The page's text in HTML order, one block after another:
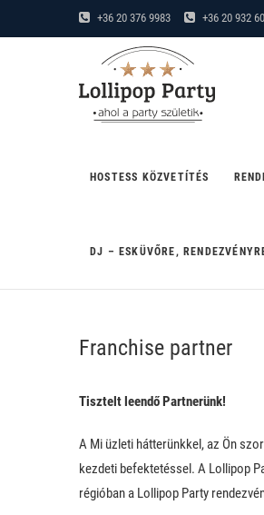
to
+36 20 376 9983 +36 20 932
HOSTESS KÖZVETÍTÉS
DJ – ESKÜVŐRE,
Franchise partner
Tisztelt leendő Partnerünk!
A Mi üzleti hátterünkkel, az Ön
kezdeti befektetéssel. A Lollipop
régióban a Lollipop Party